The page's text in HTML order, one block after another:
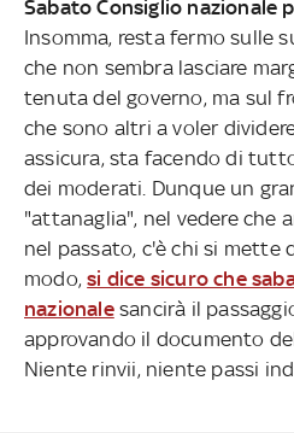
Sabato Consiglio nazionale
Insomma, resta fermo sulle
che non sembra lasciare
tenuta del governo, ma sul
che sono altri a voler
assicura, sta facendo di
dei moderati. Dunque un
"attanaglia", nel vedere che
nel passato, c'è chi si mette
modo,si dice sicuro che
nazionalesancirà il
approvando il documento
Niente rinvii, niente passi